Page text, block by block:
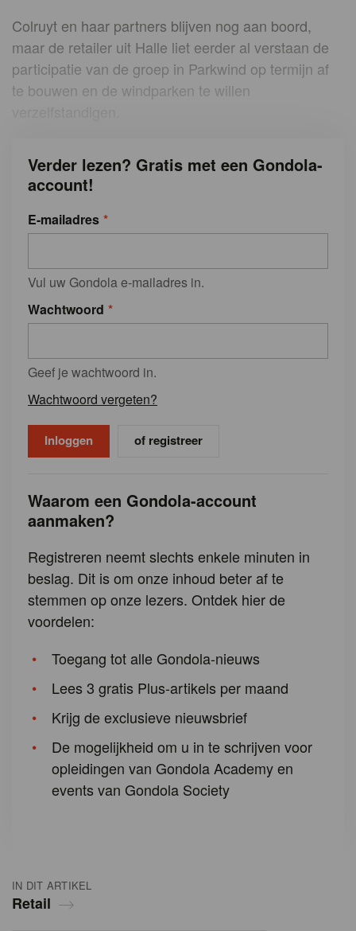
IN DIT ARTIKEL
Retail
Colruyt en haar partners blijven nog aan boord,
maar de retailer uit Halle liet eerder al verstaan de
participatie van de groep in Parkwind op termijn af
te bouwen en de windparken te willen
Verder lezen? Gratis met een Gondola-
account!
E-mailadres
Vul uw Gondola e-mailadres in.
Wachtwoord
Geef je wachtwoord in.
Wachtwoord vergeten?
of registreer
Waarom een Gondola-account
aanmaken?
Registreren neemt slechts enkele minuten in
beslag. Dit is om onze inhoud beter af te
stemmen op onze lezers. Ontdek hier de
voordelen:
Toegang tot alle Gondola-nieuws
Lees 3 gratis Plus-artikels per maand
Krijg de exclusieve nieuwsbrief
De mogelijkheid om u in te schrijven voor
opleidingen van Gondola Academy en
events van Gondola Society